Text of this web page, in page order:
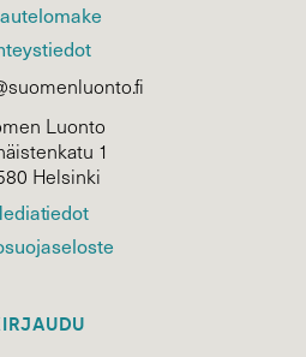
Luonto
1
Helsinki